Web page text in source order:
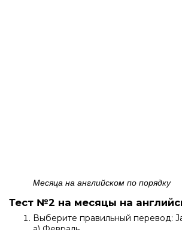
Месяца на английском по порядку
Тест №2 на месяцы на
Выберите правильный перевод: